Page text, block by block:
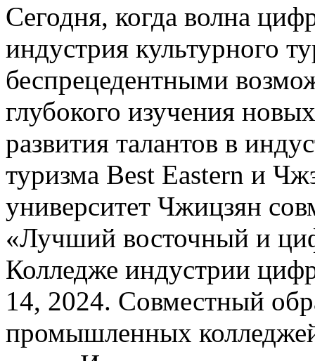
Сегодня, когда волна
индустрия культурного
беспрецедентными
глубокого изучения
развития талантов в
туризма Best Eastern и
университет Чжицзян
«Лучший восточный и
Колледже индустрии
14, 2024. Совместный
промышленных